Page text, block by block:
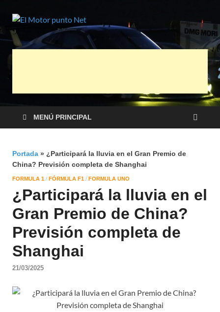
El Motor
punto Net
Información sobre novedades y pruebas
de Automóviles
MENÚ PRINCIPAL
Portada » ¿Participará la lluvia en el Gran Premio de
China? Previsión completa de Shanghai
FORMULA 1 / FÓRMULA F1 / FORMULA UNO
¿Participará la lluvia en el
Gran Premio de China?
Previsión completa de
Shanghai
21/03/2025